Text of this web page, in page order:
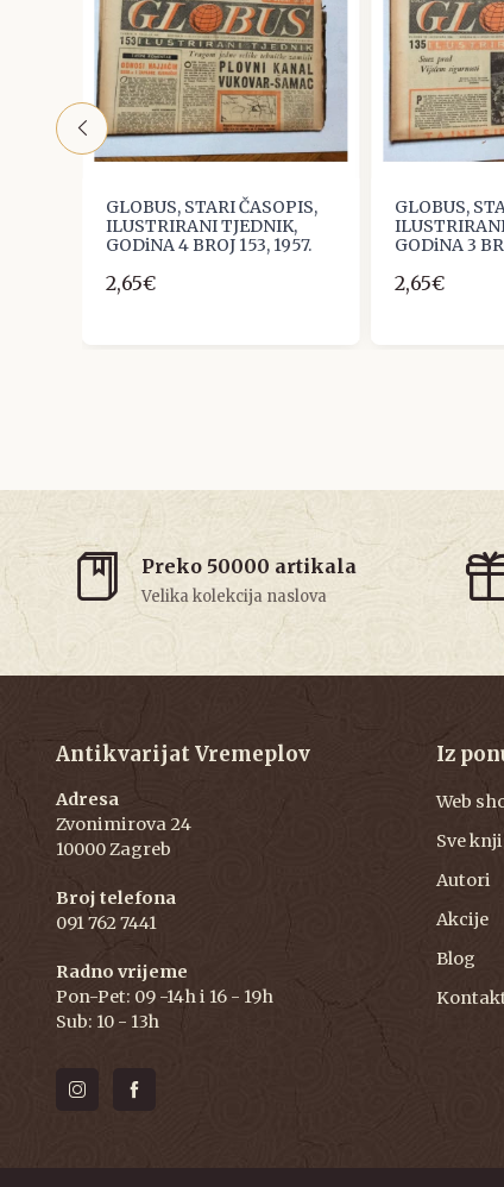
GLOBUS, STARI ČASOPIS,
ILUSTRIRANI TJEDNIK,
GODiNA 4 BROJ 153, 1957.
2,65€
GLOBUS,
GODiNA 3
2,65€
Preko 50000 artikala
Velika kolekcija naslova
Antikvarijat Vremeplov
Adresa
Zvonimirova 24
10000 Zagreb
Broj telefona
091 762 7441
Radno vrijeme
Pon-Pet: 09 -14h i 16 - 19h
Sub: 10 - 13h
Iz
Web
Sve
Autori
Akcije
Blog